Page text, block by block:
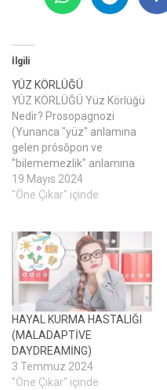
İlgili
YÜZ KÖRLÜĞÜ
YÜZ KÖRLÜĞÜ Yüz Körlüğü
Nedir? Prosopagnozi
(Yunanca "yüz" anlamına
gelen prósōpon ve
"bilememezlik" anlamına
gelen agnōsíadan) veya yüz
körlüğü, insanın kendi yüzü
yüzlerini ayırt etmekte
zorlandığı yüz algısıyla ilgili
bir bilişsel bozukluktur. Yüz
Körlüğü Belirtileri: Hastalar,
insan yüzünün bir insan
yüzü olduğunu
bilmektedirler. Hatta insan…
19 Mayıs 2024
"Öne Çıkar" içinde
HAYAL KURMA HASTALIĞI
(MALADAPTİVE
DAYDREAMİNG)
3 Temmuz 2024
"Öne Çıkar" içinde